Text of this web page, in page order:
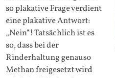
so plakative Frage verdient
eine plakative Antwort:
„Nein“! Tatsächlich ist es
so, dass bei der
Rinderhaltung genauso
Methan freigesetzt wird